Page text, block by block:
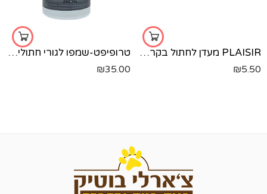
PLAISIR מעדן לחתול בקר-100 גר'
₪5.50
טרופיפט-שמפו לגורי חתולים-250 מל'
₪35.00